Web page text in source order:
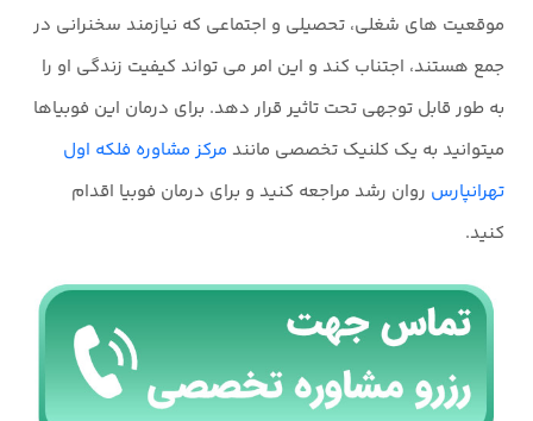
موقعیت های شغلی، تحصیلی و اجتماعی که نیازمند سخنرانی در
جمع هستند، اجتناب کند و این امر می تواند کیفیت زندگی او را
به طور قابل توجهی تحت تاثیر قرار دهد. برای درمان این فوبیاها
میتوانید به یک کلنیک تخصصی مانند مرکز مشاوره فلکه اول
تهرانپارس روان رشد مراجعه کنید و برای درمان فوبیا اقدام
کنید.